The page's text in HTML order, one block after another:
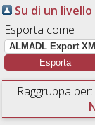
Su di un livello
Esporta come
Raggruppa per: